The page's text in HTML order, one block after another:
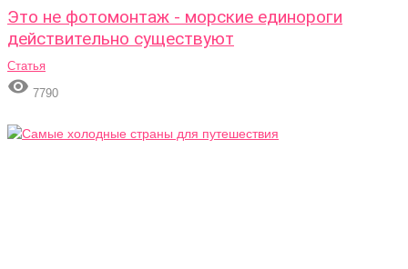
Это не фотомонтаж - морские единороги
действительно существуют
Статья
 7790